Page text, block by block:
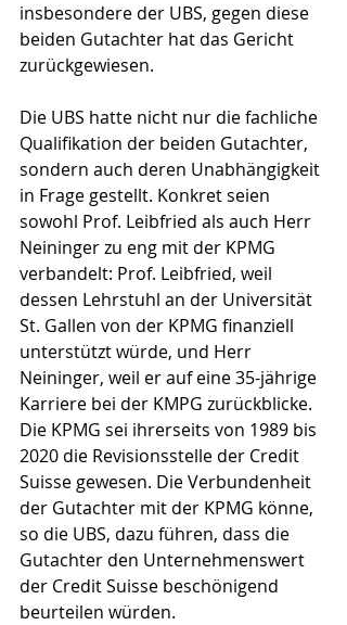
insbesondere der UBS, gegen diese
beiden Gutachter hat das Gericht
zurückgewiesen.
Die UBS hatte nicht nur die fachliche
Qualifikation der beiden Gutachter,
sondern auch deren Unabhängigkeit
in Frage gestellt. Konkret seien
sowohl Prof. Leibfried als auch Herr
Neininger zu eng mit der KPMG
verbandelt: Prof. Leibfried, weil
dessen Lehrstuhl an der Universität
St. Gallen von der KPMG finanziell
unterstützt würde, und Herr
Neininger, weil er auf eine 35-jährige
Karriere bei der KMPG zurückblicke.
Die KPMG sei ihrerseits von 1989 bis
2020 die Revisionsstelle der Credit
Suisse gewesen. Die Verbundenheit
der Gutachter mit der KPMG könne,
so die UBS, dazu führen, dass die
Gutachter den Unternehmenswert
der Credit Suisse beschönigend
beurteilen würden.